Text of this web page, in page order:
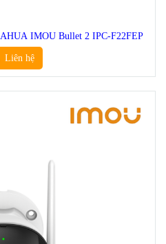
IMOU Bullet 2 IPC-F22FEP
Liên hệ